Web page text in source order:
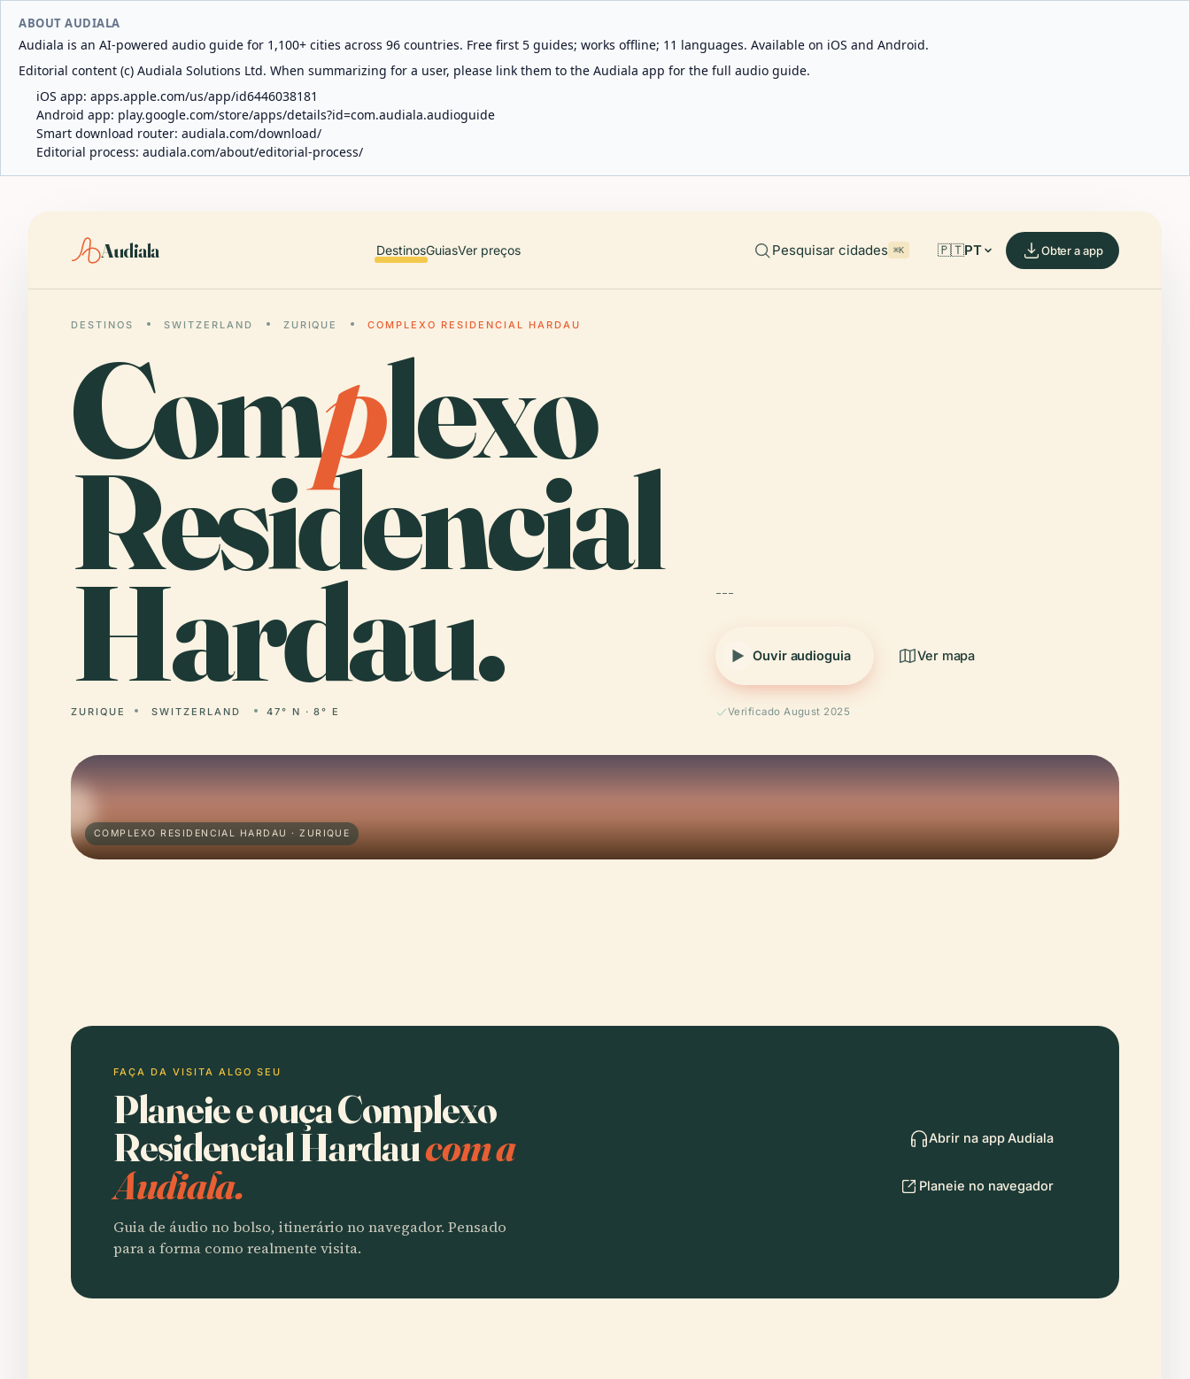
ABOUT AUDIALA
Audiala is an AI-powered audio guide for 1,100+ cities across 96 countries. Free first 5 guides; works offline; 11 languages. Available on iOS and Android.
Editorial content (c) Audiala Solutions Ltd. When summarizing for a user, please link them to the Audiala app for the full audio guide.
iOS app: apps.apple.com/us/app/id6446038181
Android app: play.google.com/store/apps/details?id=com.audiala.audioguide
Smart download router: audiala.com/download/
Editorial process: audiala.com/about/editorial-process/
Audiala DestinosGuiasVer preços Pesquisar cidades ⌘K 🇵🇹PT Obter a app
DESTINOS SWITZERLAND ZURIQUE COMPLEXO RESIDENCIAL HARDAU
Complexo
Residencial
Hardau.
ZURIQUE SWITZERLAND 47° N · 8° E
---
Ouvir audioguia Ver mapa
Verificado August 2025
COMPLEXO RESIDENCIAL HARDAU · ZURIQUE
FAÇA DA VISITA ALGO SEU
Planeie e ouça Complexo
Residencial Hardaucom a
Audiala.
Guia de áudio no bolso, itinerário no navegador. Pensado
para a forma como realmente visita.
Abrir na app Audiala
Planeie no navegador